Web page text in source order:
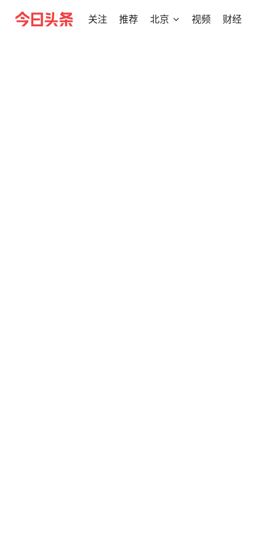
关注 推荐 北京 视频 财经